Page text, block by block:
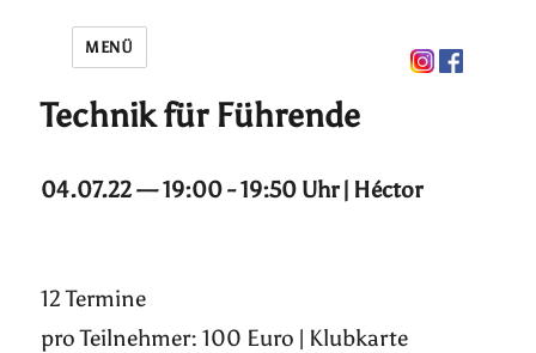
MENÜ
Technik für Führende
04.07.22 — 19:00 - 19:50 Uhr | Héctor
12 Termine
pro Teilnehmer: 100 Euro | Klubkarte